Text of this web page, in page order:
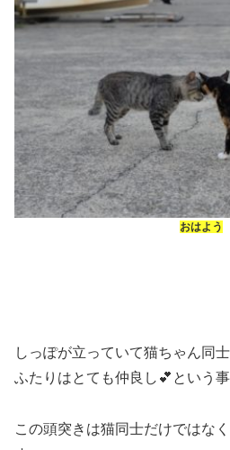
おはよう
しっぽが立っていて猫ちゃん同
ふたりはとても仲良し💕という
この頭突きは猫同士だけではな